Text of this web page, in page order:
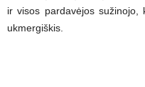
ir visos pardavėjos sužinojo,
ukmergiškis.